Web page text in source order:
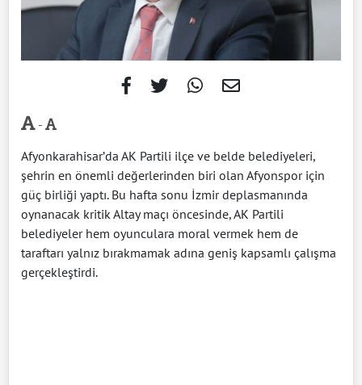
-
Afyonkarahisar’da AK Partili ilçe ve belde belediyeleri,
şehrin en önemli değerlerinden biri olan Afyonspor için
güç birliği yaptı. Bu hafta sonu İzmir deplasmanında
oynanacak kritik Altay maçı öncesinde, AK Partili
belediyeler hem oyunculara moral vermek hem de
taraftarı yalnız bırakmamak adına geniş kapsamlı çalışma
gerçekleştirdi.